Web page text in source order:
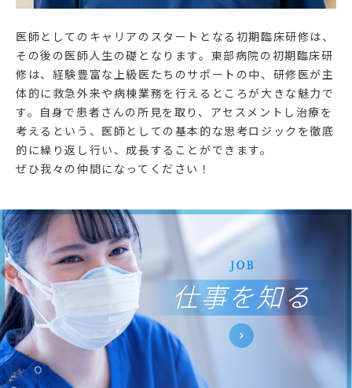
医師としてのキャリアのスタートとなる初期臨床研修は、
その後の医師人生の礎となります。東部病院の初期臨床研
修は、経験豊富な上級医たちのサポートの中、研修医が主
体的に救急外来や病棟業務を行えるところが大きな魅力で
す。自身で患者さんの所見を取り、アセスメントし治療を
考えるという、医師としての基本的な思考ロジックを徹底
的に繰り返し行い、成長することができます。
ぜひ我々の仲間になってください！